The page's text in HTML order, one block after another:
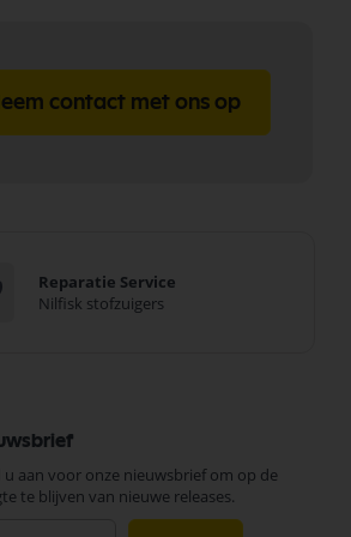
contact met ons op
Reparatie Service
Nilfisk stofzuigers
u aan voor onze nieuwsbrief om op de
te blijven van nieuwe releases.